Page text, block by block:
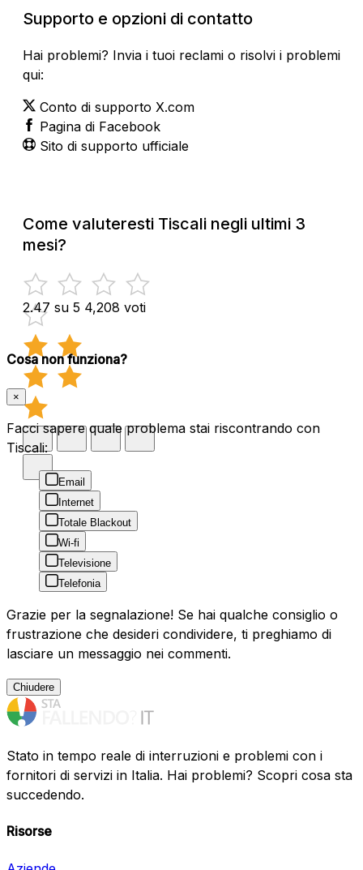
Supporto e opzioni di contatto
Hai problemi? Invia i tuoi reclami o risolvi i problemi
qui:
Conto di supporto X.com
Pagina di Facebook
Sito di supporto ufficiale
Come valuteresti Tiscali negli ultimi 3
mesi?
2.47 su 5 4,208 voti
Cosa non funziona?
×
Facci sapere quale problema stai riscontrando con
Tiscali:
Email
Internet
Totale Blackout
Wi-fi
Televisione
Telefonia
Grazie per la segnalazione! Se hai qualche consiglio o
frustrazione che desideri condividere, ti preghiamo di
lasciare un messaggio nei commenti.
Chiudere
Stato in tempo reale di interruzioni e problemi con i
fornitori di servizi in Italia. Hai problemi? Scopri cosa sta
succedendo.
Risorse